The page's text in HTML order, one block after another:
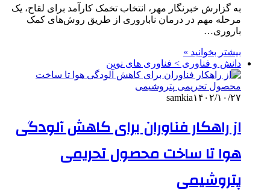
به گزارش خبرنگار مهر، انتخاب تخمک کارآمد برای لقاح، یک
مرحله مهم در درمان ناباروری از طریق روش‌های کمک
باروری…
بیشتر بخوانید »
دانش و فناوری > فناوری های نوین
samkia۱۴۰۲/۱۰/۲۷
از راهکار فناوران برای کاهش آلودگی
هوا تا ساخت محصول تحریمی
پتروشیمی